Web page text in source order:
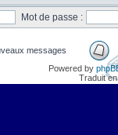
Mot de passe :
messages
Powered by
Traduit